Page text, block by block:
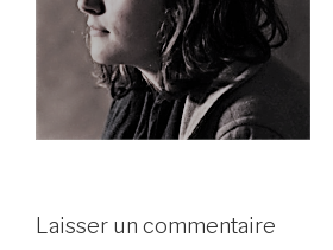
Laisser un commentaire